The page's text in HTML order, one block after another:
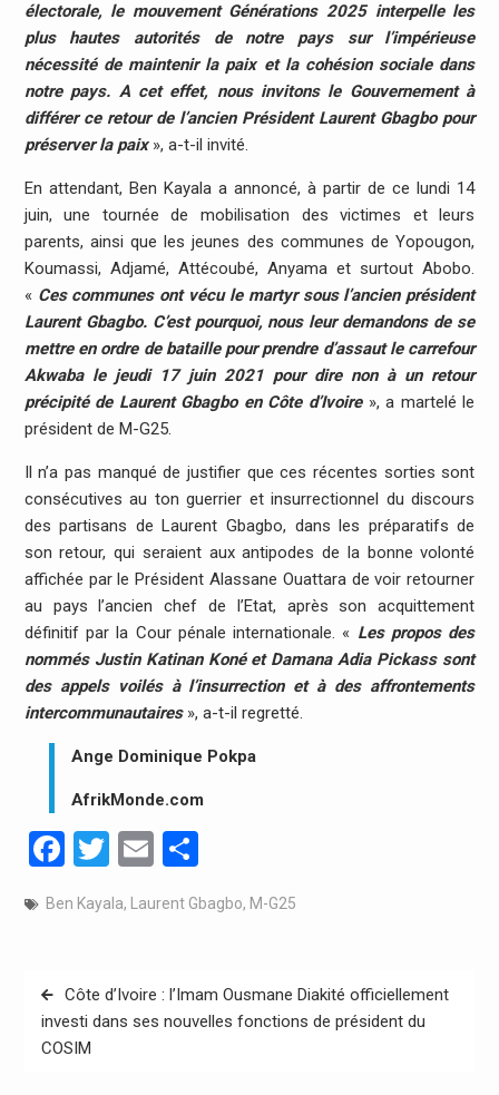
électorale, le mouvement Générations 2025 interpelle les
plus hautes autorités de notre pays sur l’impérieuse
nécessité de maintenir la paix et la cohésion sociale dans
notre pays. A cet effet, nous invitons le Gouvernement à
différer ce retour de l’ancien Président Laurent Gbagbo pour
préserver la paix», a-t-il invité.
En attendant, Ben Kayala a annoncé, à partir de ce lundi 14
juin, une tournée de mobilisation des victimes et leurs
parents, ainsi que les jeunes des communes de Yopougon,
Koumassi, Adjamé, Attécoubé, Anyama et surtout Abobo.
« Ces communes ont vécu le martyr sous l’ancien président
Laurent Gbagbo. C’est pourquoi, nous leur demandons de se
mettre en ordre de bataille pour prendre d’assaut le carrefour
Akwaba le jeudi 17 juin 2021 pour dire non à un retour
précipité de Laurent Gbagbo en Côte d’Ivoire», a martelé le
président de M-G25.
Il n’a pas manqué de justifier que ces récentes sorties sont
consécutives au ton guerrier et insurrectionnel du discours
des partisans de Laurent Gbagbo, dans les préparatifs de
son retour, qui seraient aux antipodes de la bonne volonté
affichée par le Président Alassane Ouattara de voir retourner
au pays l’ancien chef de l’Etat, après son acquittement
définitif par la Cour pénale internationale. « Les propos des
nommés Justin Katinan Koné et Damana Adia Pickass sont
des appels voilés à l’insurrection et à des affrontements
intercommunautaires», a-t-il regretté.
Ange Dominique Pokpa
AfrikMonde.com
Facebook
Twitter
Email
Ben Kayala, Laurent Gbagbo, M-G25
Navigation
de
l’article
Côte d’Ivoire : l’Imam Ousmane Diakité officiellement
investi dans ses nouvelles fonctions de président du
COSIM